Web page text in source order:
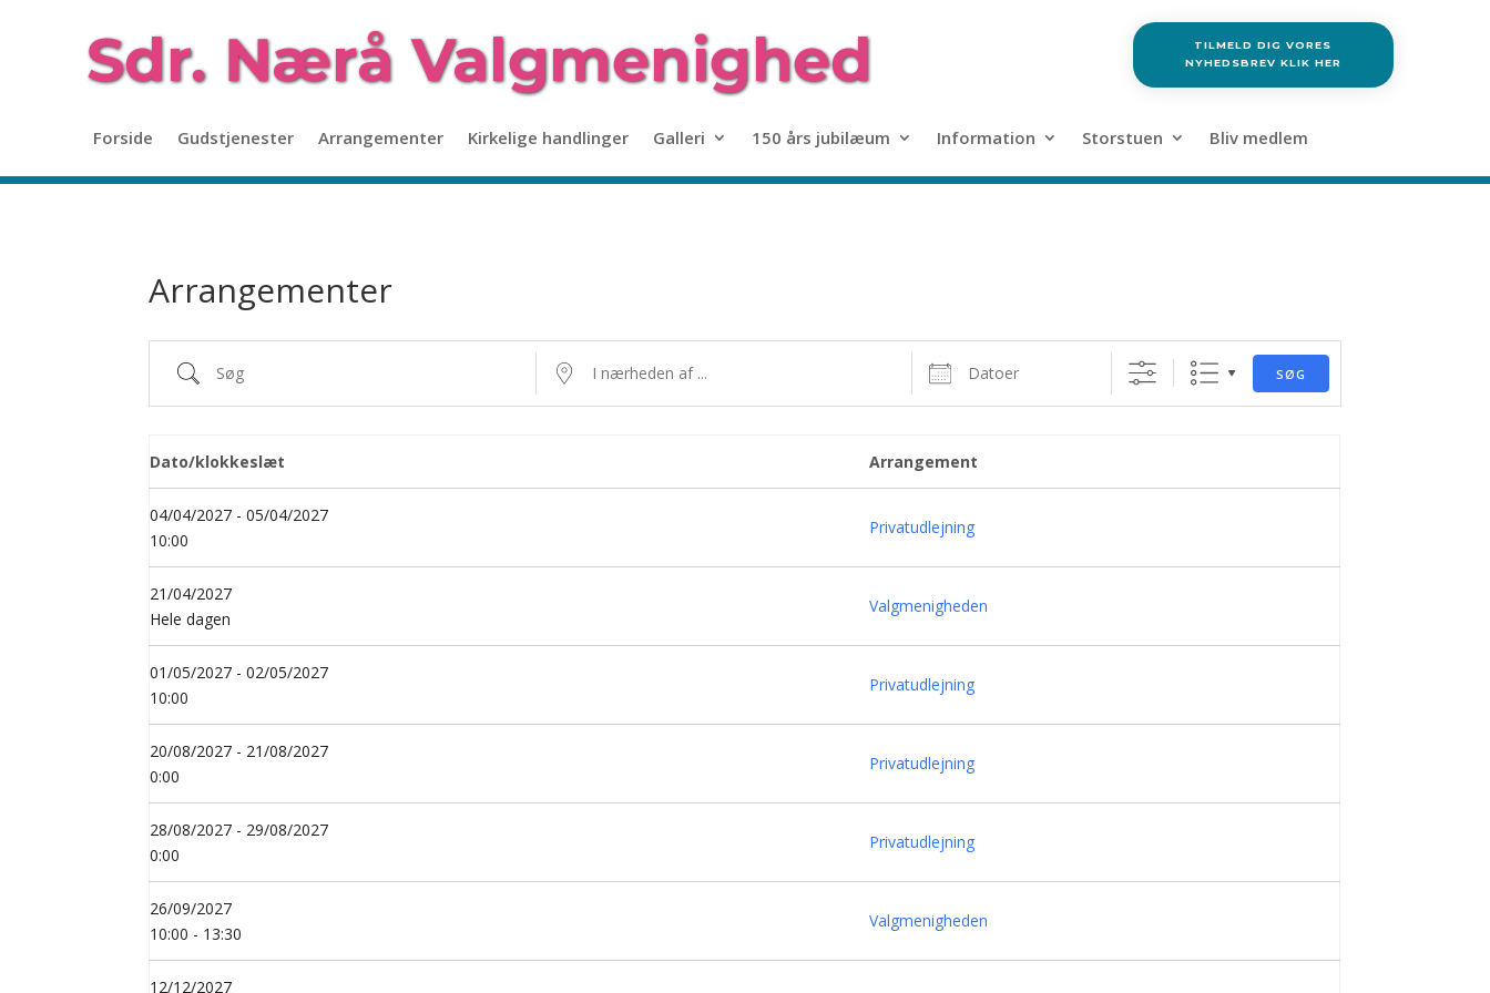
TILMELD DIG VORES
NYHEDSBREV KLIK HER
Forside Gudstjenester Arrangementer Kirkelige handlinger Galleri 150 års jubilæum Information Storstuen Bliv medlem
Arrangementer
Søg I nærheden af ... Datoer SØG
Dato/klokkeslæt Arrangement
04/04/2027 - 05/04/2027
10:00
Privatudlejning
21/04/2027
Hele dagen
Valgmenigheden
01/05/2027 - 02/05/2027
10:00
Privatudlejning
20/08/2027 - 21/08/2027
0:00
Privatudlejning
28/08/2027 - 29/08/2027
0:00
Privatudlejning
26/09/2027
10:00 - 13:30
Valgmenigheden
12/12/2027